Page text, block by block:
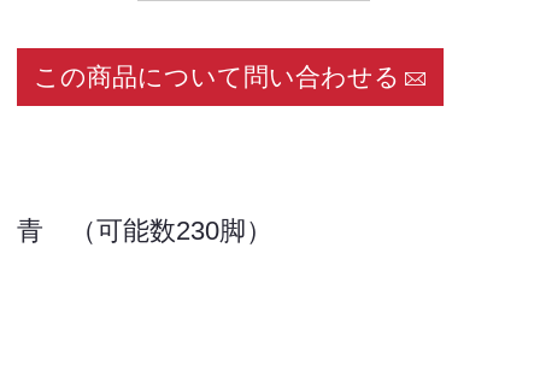
この商品について問い合わせる
青 （可能数230脚）